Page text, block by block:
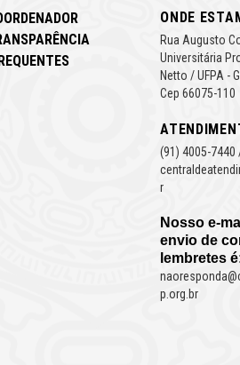
ONDE
Rua Augusto
Universitária
Netto / UFPA -
Cep 66075-110
(91) 4005-
r
Nosso e-
envio de
lembretes
p.org.br